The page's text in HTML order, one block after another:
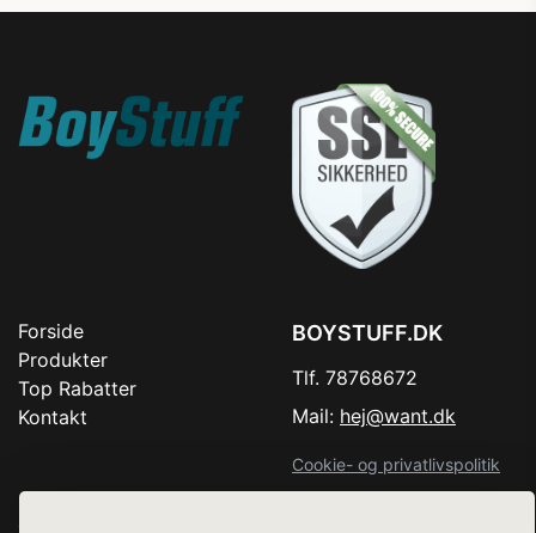
Forside
Produkter
Top Rabatter
Kontakt
BOYSTUFF.DK
Tlf. 78768672
Mail: hej@want.dk
Cookie- og privatlivspolitik